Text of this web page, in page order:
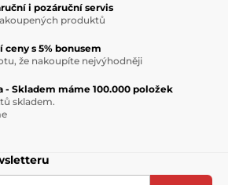
i pozáruční servis
produktů
ceny s 5% bonusem
že nakoupíte nejvýhodněji
- Skladem máme 100.000 položek
skladem.